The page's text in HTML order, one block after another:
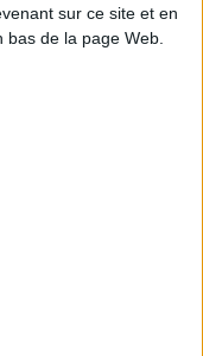
sur ce site et en
de la page Web.
SE TARTINER